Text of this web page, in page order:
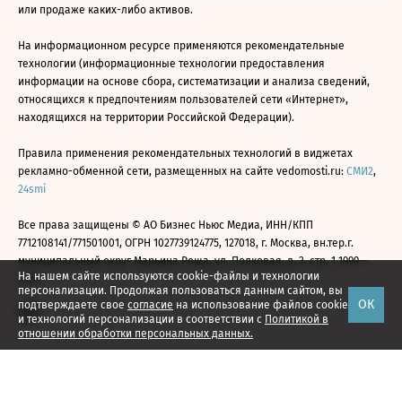
На нашем сайте используются cookie-файлы и технологии
персонализации. Продолжая пользоваться данным сайтом, вы
подтверждаете свое согласие на использование файлов cookie
и технологий персонализации в соответствии с Политикой в
отношении обработки персональных данных.
ОК
или продаже каких-либо активов.
На информационном ресурсе применяются рекомендательные
технологии (информационные технологии предоставления
информации на основе сбора, систематизации и анализа сведений,
относящихся к предпочтениям пользователей сети «Интернет»,
находящихся на территории Российской Федерации).
Правила применения рекомендательных технологий в виджетах
рекламно-обменной сети, размещенных на сайте vedomosti.ru: СМИ2,
24smi
Все права защищены © АО Бизнес Ньюс Медиа, ИНН/КПП
7712108141/771501001, ОГРН 1027739124775, 127018, г. Москва, вн.тер.г.
муниципальный округ Марьина Роща, ул. Полковая, д. 3, стр. 1 1999—
2026